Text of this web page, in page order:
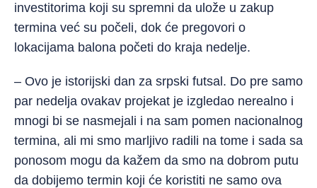
investitorima koji su spremni da ulože u zakup
termina već su počeli, dok će pregovori o
lokacijama balona početi do kraja nedelje.
– Ovo je istorijski dan za srpski futsal. Do pre samo
par nedelja ovakav projekat je izgledao nerealno i
mnogi bi se nasmejali i na sam pomen nacionalnog
termina, ali mi smo marljivo radili na tome i sada sa
ponosom mogu da kažem da smo na dobrom putu
da dobijemo termin koji će koristiti ne samo ova